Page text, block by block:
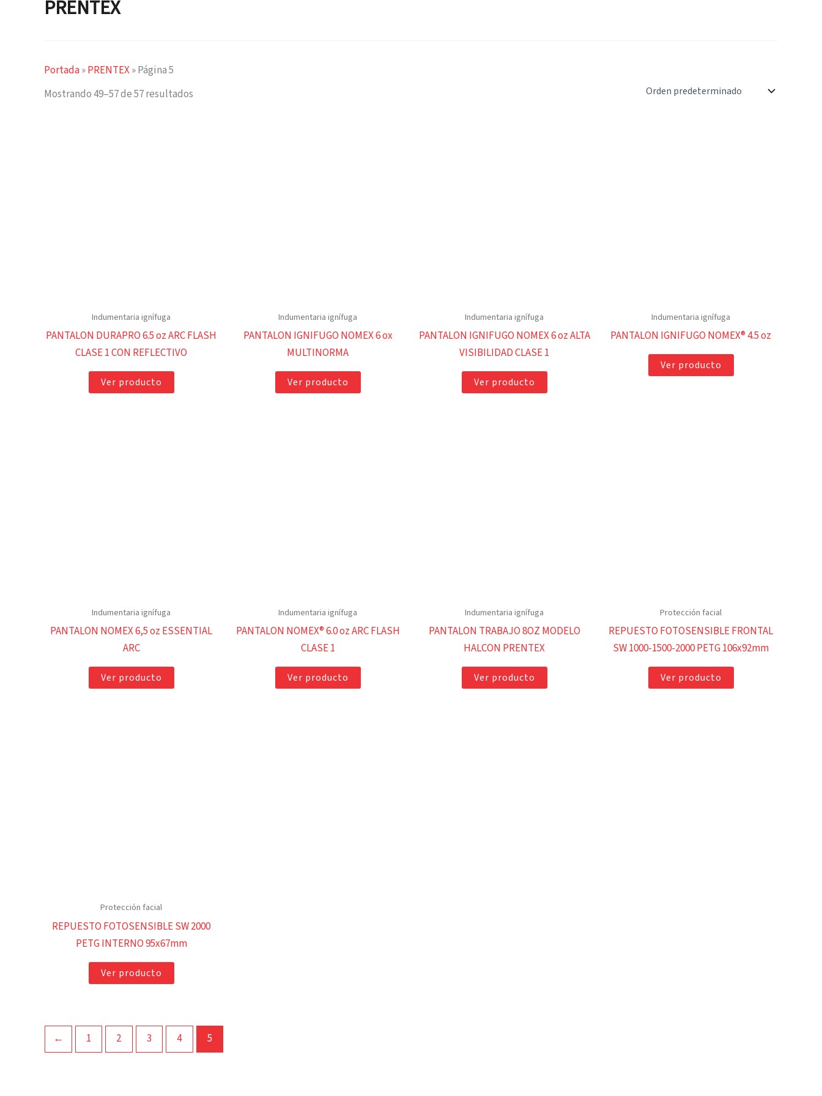
PRENTEX
Portada»PRENTEX»Página 5
Mostrando 49–57 de 57 resultados
Indumentaria ignífuga
PANTALON DURAPRO 6.5 oz ARC FLASH
CLASE 1 CON REFLECTIVO
Ver producto
Indumentaria ignífuga
PANTALON IGNIFUGO NOMEX 6 ox
MULTINORMA
Ver producto
Indumentaria ignífuga
PANTALON IGNIFUGO NOMEX 6 oz ALTA
VISIBILIDAD CLASE 1
Ver producto
Indumentaria ignífuga
PANTALON IGNIFUGO NOMEX® 4.5 oz
Ver producto
Indumentaria ignífuga
PANTALON NOMEX 6,5 oz ESSENTIAL
ARC
Ver producto
Indumentaria ignífuga
PANTALON NOMEX® 6.0 oz ARC FLASH
CLASE 1
Ver producto
Indumentaria ignífuga
PANTALON TRABAJO 8OZ MODELO
HALCON PRENTEX
Ver producto
Protección facial
REPUESTO FOTOSENSIBLE FRONTAL
SW 1000-1500-2000 PETG 106x92mm
Ver producto
Protección facial
REPUESTO FOTOSENSIBLE SW 2000
PETG INTERNO 95x67mm
Ver producto
← 1 2 3 4 5